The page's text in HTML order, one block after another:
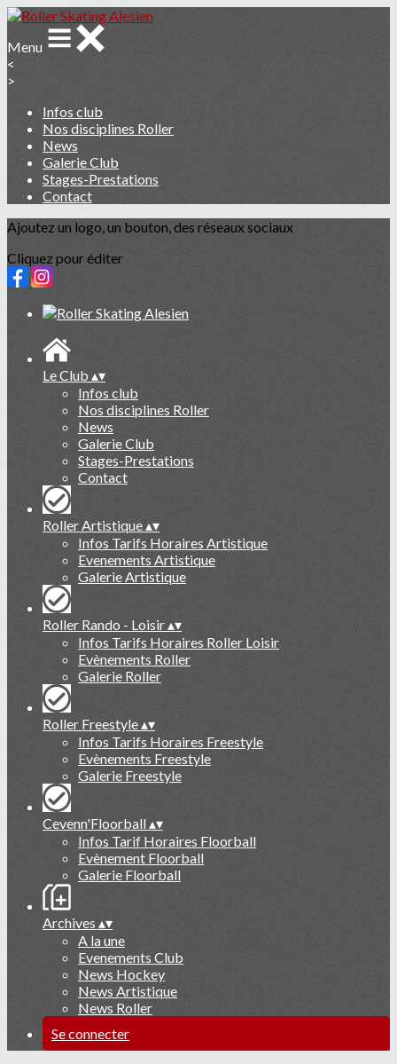
Menu
<
>
Infos club
Nos disciplines Roller
News
Galerie Club
Stages-Prestations
Contact
Ajoutez un logo, un bouton, des réseaux sociaux
Cliquez pour éditer
Le Club▴▾
Infos club
Nos disciplines Roller
News
Galerie Club
Stages-Prestations
Contact
Roller Artistique▴▾
Infos Tarifs Horaires Artistique
Evenements Artistique
Galerie Artistique
Roller Rando - Loisir▴▾
Infos Tarifs Horaires Roller Loisir
Evènements Roller
Galerie Roller
Roller Freestyle▴▾
Infos Tarifs Horaires Freestyle
Evènements Freestyle
Galerie Freestyle
Cevenn'Floorball▴▾
Infos Tarif Horaires Floorball
Evènement Floorball
Galerie Floorball
Archives ▴▾
A la une
Evenements Club
News Hockey
News Artistique
News Roller
Se connecter